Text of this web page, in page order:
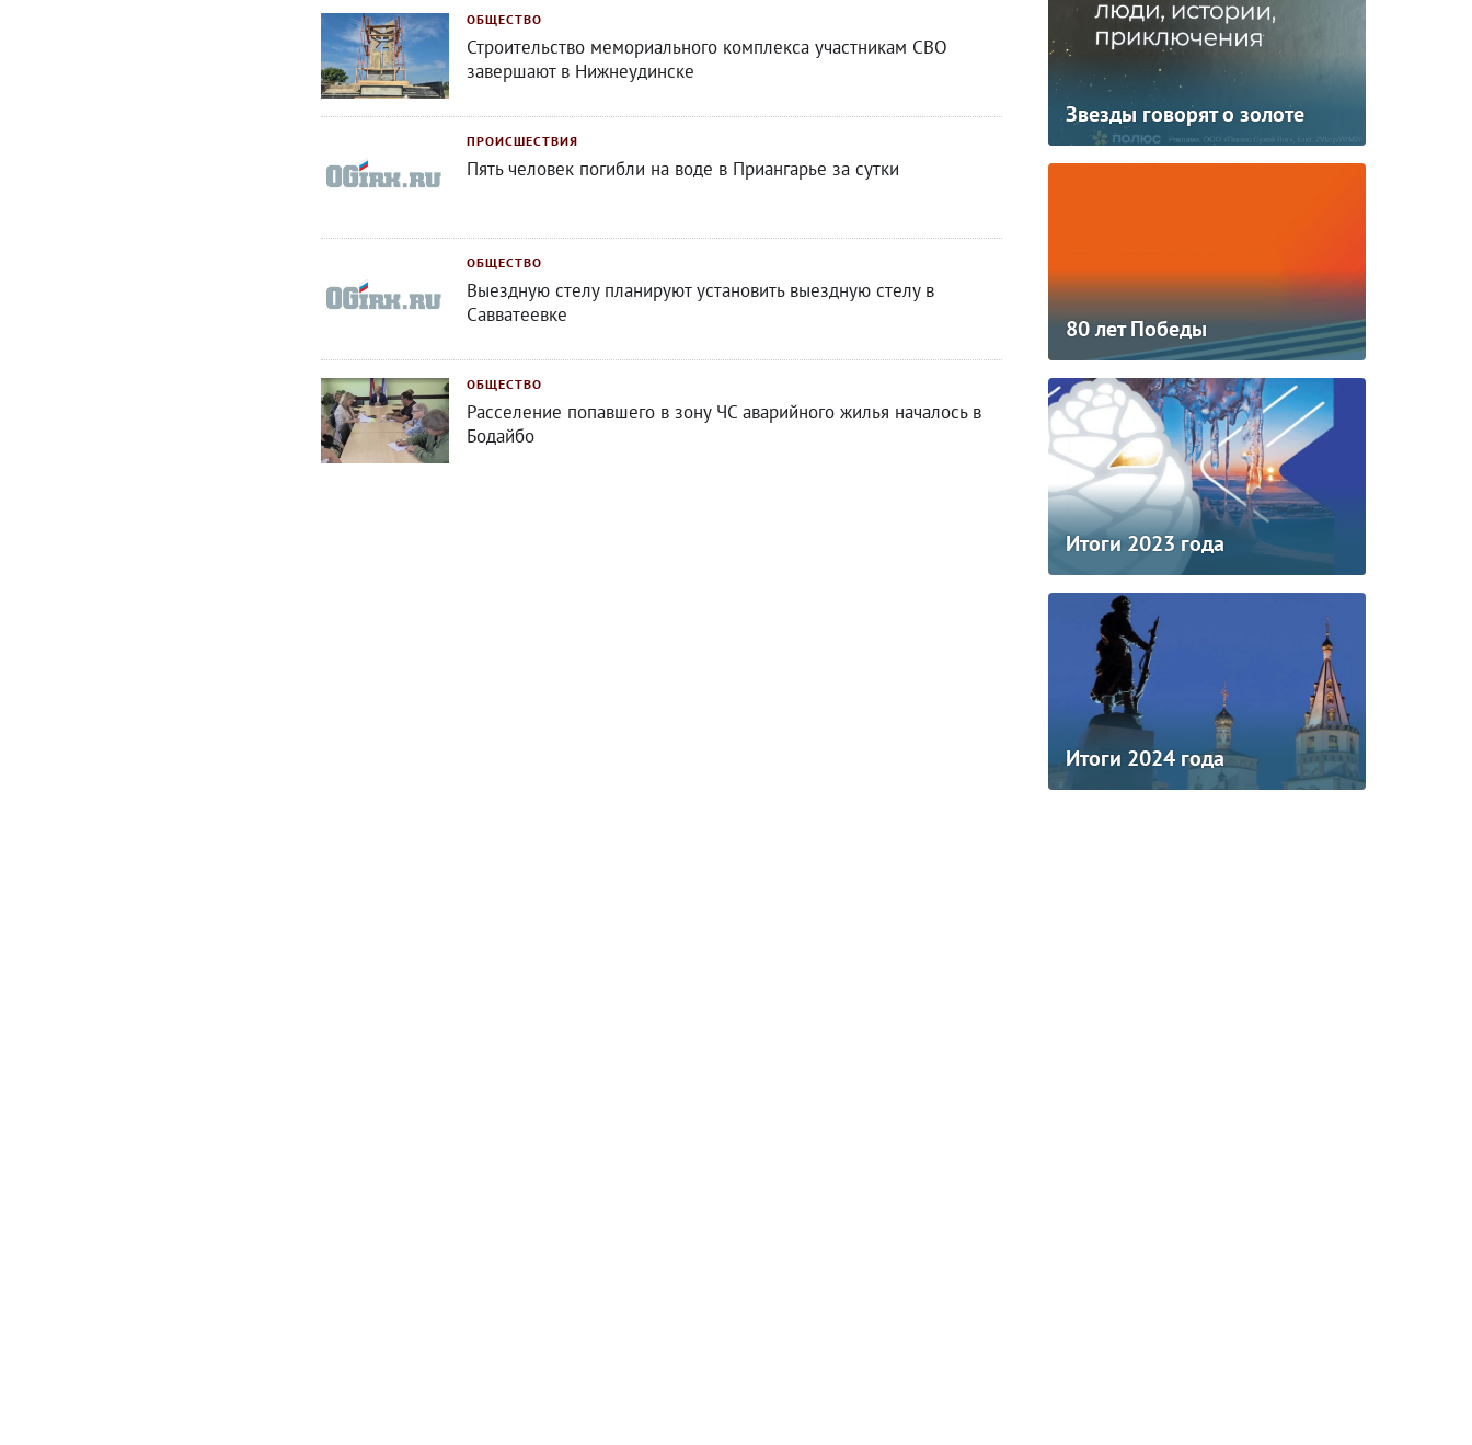
ОБЩЕСТВО
Строительство мемориального комплекса участникам СВО
завершают в Нижнеудинске
ПРОИСШЕСТВИЯ
Пять человек погибли на воде в Приангарье за сутки
ОБЩЕСТВО
Выездную стелу планируют установить выездную стелу в
Савватеевке
ОБЩЕСТВО
Расселение попавшего в зону ЧС аварийного жилья началось в
Бодайбо
Звезды говорят о золоте
80 лет Победы
Итоги 2023 года
Итоги 2024 года